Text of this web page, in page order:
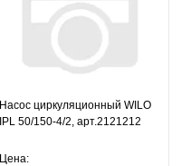
Насос циркуляционный WILO
IPL 50/150-4/2, арт.2121212
Цена: